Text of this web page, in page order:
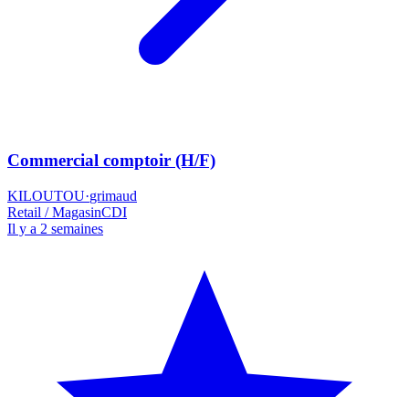
Commercial comptoir (H/F)
KILOUTOU·grimaud
Retail / MagasinCDI
Il y a 2 semaines